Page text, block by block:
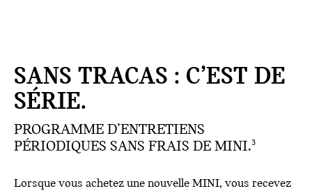
SANS TRACAS : C’EST DE
SÉRIE.
PROGRAMME D’ENTRETIENS
PÉRIODIQUES SANS FRAIS DE MINI.3
Lorsque vous achetez une nouvelle MINI, vous recevez